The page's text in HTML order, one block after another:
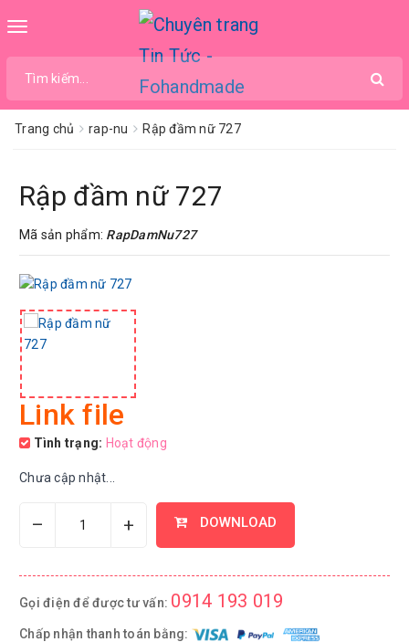
Toggle
Trang chủ rap-nu Rập đầm nữ 727
Rập đầm nữ 727
Mã sản phẩm: RapDamNu727
Link file
Tình trạng: Hoạt động
Chưa cập nhật...
– + DOWNLOAD
Gọi điện để được tư vấn: 0914 193 019
Chấp nhận thanh toán bằng: